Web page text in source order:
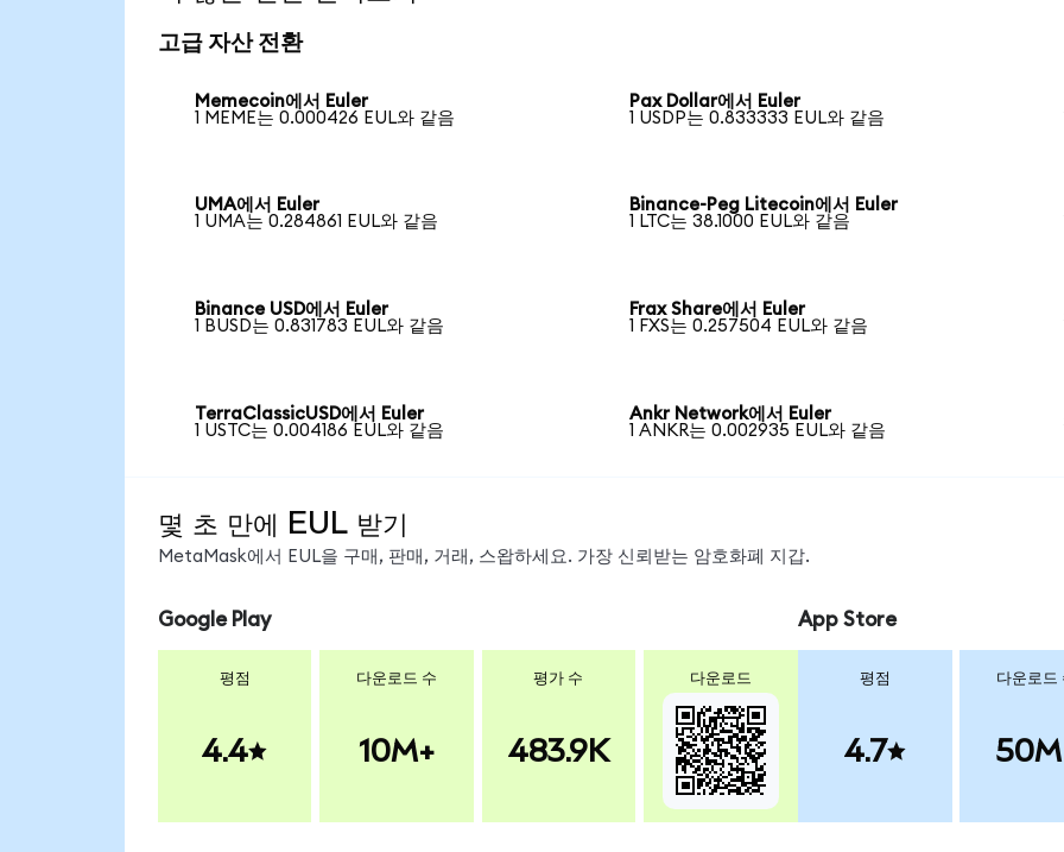
고급 자산 전환
Memecoin에서 Euler
1 MEME는 0.000426 EUL와 같음
Pax Dollar에서 Euler
1 USDP는 0.833333 EUL와 같음
UMA에서 Euler
1 UMA는 0.284861 EUL와 같음
Binance-Peg Litecoin에서 Euler
1 LTC는 38.1000 EUL와 같음
Binance USD에서 Euler
1 BUSD는 0.831783 EUL와 같음
Frax Share에서 Euler
1 FXS는 0.257504 EUL와 같음
TerraClassicUSD에서 Euler
1 USTC는 0.004186 EUL와 같음
Ankr Network에서 Euler
1 ANKR는 0.002935 EUL와 같음
몇 초 만에 EUL 받기
MetaMask에서 EUL을 구매, 판매, 거래, 스왑하세요. 가장 신뢰받는 암호화폐 지갑.
Google Play
평점
4.4
다운로드 수
10M+
평가 수
483.9K
다운로드
App Store
평점
4.7
다운로드